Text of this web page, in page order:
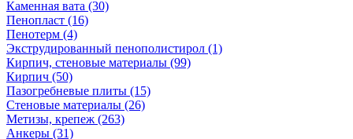
Каменная вата (30)
Пенопласт (16)
Пенотерм (4)
Экструдированный пенополистирол (1)
Кирпич, стеновые материалы (99)
Кирпич (50)
Пазогребневые плиты (15)
Стеновые материалы (26)
Метизы, крепеж (263)
Анкеры (31)